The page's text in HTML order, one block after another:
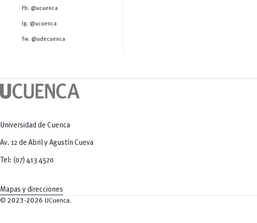
Tecnologías
Radio Universitaria
Sostenibilidad
Fb. @ucuenca
Ig. @ucuenca
Tw. @udecuenca
Universidad de Cuenca
Av. 12 de Abril y Agustín Cueva
Tel: (07) 413 4520
Mapas y direcciones
© 2023-2026 UCuenca.